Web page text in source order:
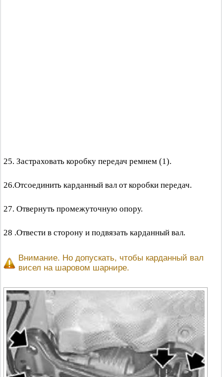
25. Застраховать коробку передач ремнем (1).
26.Отсоединить карданный вал от коробки передач.
27. Отвернуть промежуточную опору.
28 .Отвести в сторону и подвязать карданный вал.
Внимание. Но допускать, чтобы карданный вал
висел на шаровом шарнире.